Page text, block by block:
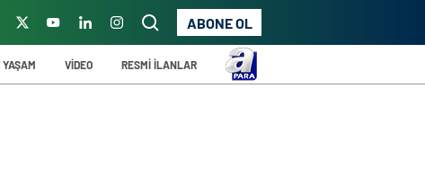
ABONE OL
YAŞAM VİDEO RESMİ İLANLAR